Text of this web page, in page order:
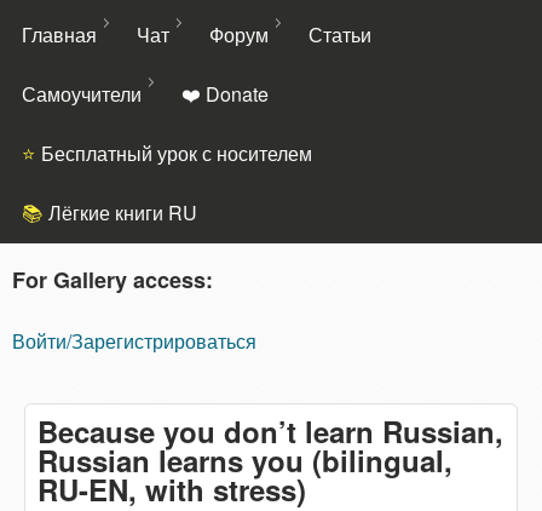
Перейти к основному
Главная Чат Форум Статьи
Самоучители ❤️ Donate
Бесплатный урок с носителем
Лёгкие книги RU
Pen4Pals
For Gallery access:
Войти/Зарегистрироваться
Because you don’t learn Russian,
Russian learns you (bilingual,
RU-EN, with stress)